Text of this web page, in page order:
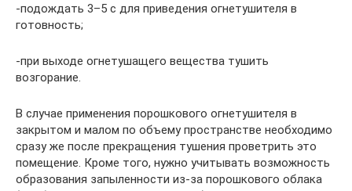
-подождать 3–5 с для приведения огнетушителя в
готовность;
-при выходе огнетушащего вещества тушить
возгорание.
В случае применения порошкового огнетушителя в
закрытом и малом по объему пространстве необходимо
сразу же после прекращения тушения проветрить это
помещение. Кроме того, нужно учитывать возможность
образования запыленности из-за порошкового облака